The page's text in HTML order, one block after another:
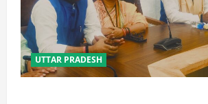
UTTAR PRADESH